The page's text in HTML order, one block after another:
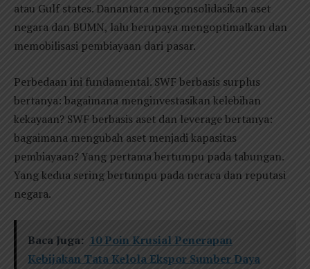
atau Gulf states. Danantara mengonsolidasikan aset
negara dan BUMN, lalu berupaya mengoptimalkan dan
memobilisasi pembiayaan dari pasar.
Perbedaan ini fundamental. SWF berbasis surplus
bertanya: bagaimana menginvestasikan kelebihan
kekayaan? SWF berbasis aset dan leverage bertanya:
bagaimana mengubah aset menjadi kapasitas
pembiayaan? Yang pertama bertumpu pada tabungan.
Yang kedua sering bertumpu pada neraca dan reputasi
negara.
Baca Juga: 10 Poin Krusial Penerapan
Kebijakan Tata Kelola Ekspor Sumber Daya